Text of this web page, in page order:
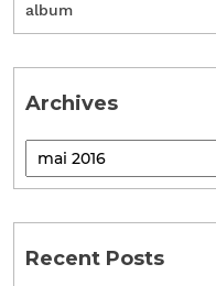
album
Archives
Recent Posts